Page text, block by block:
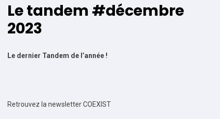
Le tandem #décembre
2023
Le dernier Tandem de l’année !
Retrouvez la newsletter COEXIST